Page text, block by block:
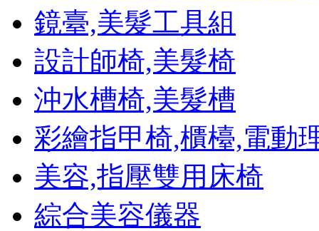
鏡臺,美髮工具組
設計師椅,美髮椅
沖水槽椅,美髮槽
彩繪指甲椅,櫃檯,電動
美容,指壓雙用床椅
綜合美容儀器